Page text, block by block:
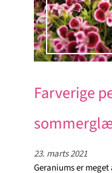
Farverige
23. marts 2021
Geraniums er